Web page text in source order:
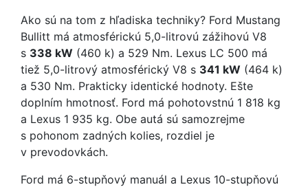
Ako sú na tom z hľadiska techniky? Ford Mustang
Bullitt má atmosférickú 5,0-litrovú zážihovú V8
s 338 kW (460 k) a 529 Nm. Lexus LC 500 má
tiež 5,0-litrový atmosférický V8 s 341 kW (464 k)
a 530 Nm. Prakticky identické hodnoty. Ešte
doplním hmotnosť. Ford má pohotovstnú 1 818 kg
a Lexus 1 935 kg. Obe autá sú samozrejme
s pohonom zadných kolies, rozdiel je
v prevodovkách.
Ford má 6-stupňový manuál a Lexus 10-stupňovú